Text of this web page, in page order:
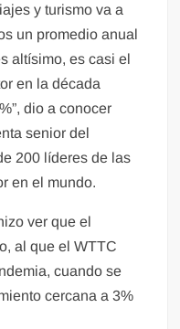
y turismo va a
un promedio anual
altísimo, es casi el
en la década
dio a conocer
senior del
200 líderes de las
en el mundo.
ver que el
al que el WTTC
cuando se
cercana a 3%